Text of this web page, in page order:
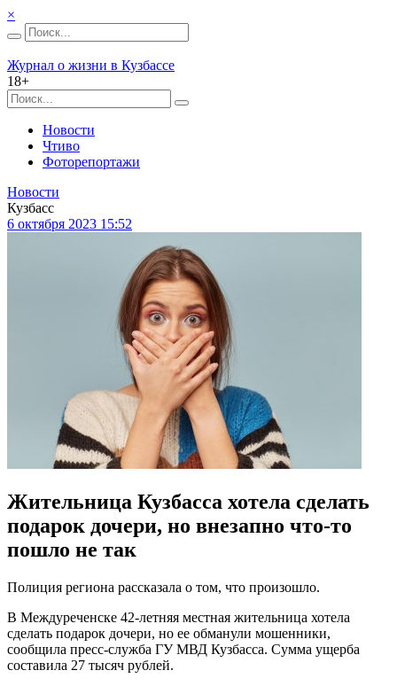
×
Журнал о жизни в Кузбассе
18+
Новости
Чтиво
Фоторепортажи
Новости
Кузбасс
6 октября 2023 15:52
Жительница Кузбасса хотела сделать
подарок дочери, но внезапно что-то
пошло не так
Полиция региона рассказала о том, что произошло.
В Междуреченске 42-летняя местная жительница хотела
сделать подарок дочери, но ее обманули мошенники,
сообщила пресс-служба ГУ МВД Кузбасса. Сумма ущерба
составила 27 тысяч рублей.